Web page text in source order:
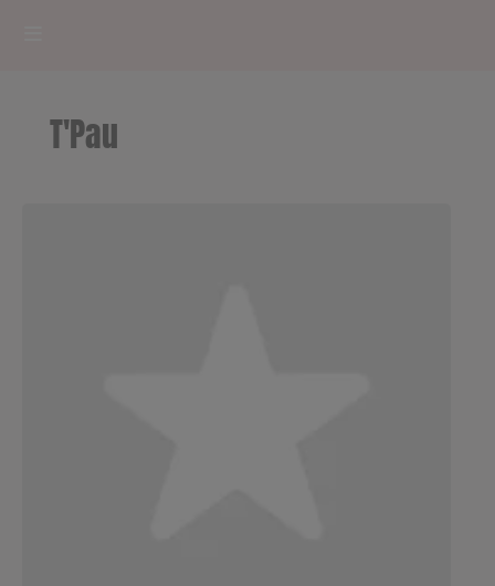
RADIOPLAYER
T'Pau